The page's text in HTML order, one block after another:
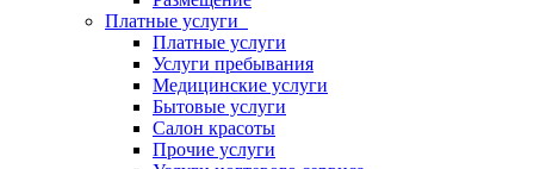
Платные услуги
Платные услуги
Услуги пребывания
Медицинские услуги
Бытовые услуги
Салон красоты
Прочие услуги